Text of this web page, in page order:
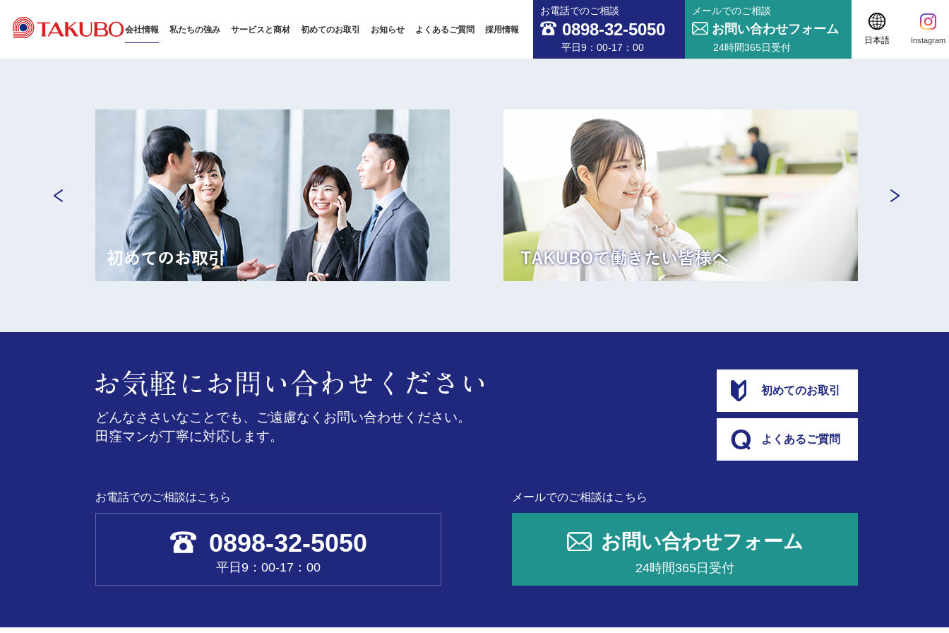
会社情報 私たちの強み サービスと商材 初めてのお取引 お知らせ よくあるご質問 採用情報
お電話でのご相談
0898-32-5050
平日9：00-17：00
メールでのご相談
お問い合わせフォーム
24時間365日受付
日本語 Instagram
どんなささいなことでも、ご遠慮なくお問い合わせください。
田窪マンが丁寧に対応します。
初めてのお取引
よくあるご質問
お電話でのご相談はこちら
0898-32-5050
平日9：00-17：00
メールでのご相談はこちら
お問い合わせフォーム
24時間365日受付